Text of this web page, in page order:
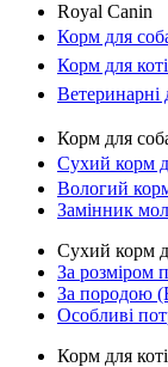
Royal Canin
Корм для
Корм для
Ветеринарні
Корм для
Сухий корм
Вологий
Замінник
Сухий корм
За розміром
За породою
Особливі
Корм для